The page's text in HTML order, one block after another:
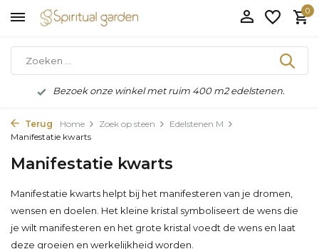
0
Bezoek onze winkel met ruim 400 m2 edelstenen.
Terug Home Zoek op steen
Edelstenen M
Manifestatie kwarts
Manifestatie kwarts
Manifestatie kwarts helpt bij het manifesteren van je dromen,
wensen en doelen. Het kleine kristal symboliseert de wens die
je wilt manifesteren en het grote kristal voedt de wens en laat
deze groeien en werkelijkheid worden.